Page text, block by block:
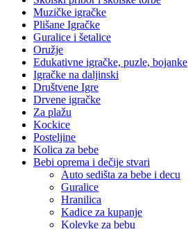
Muzičke igračke
Plišane Igračke
Guralice i šetalice
Oružje
Edukativne igračke, puzle, bojanke
Igračke na daljinski
Društvene Igre
Drvene igračke
Za plažu
Kockice
Posteljine
Kolica za bebe
Bebi oprema i dečije stvari
Auto sedišta za bebe i decu
Guralice
Hranilica
Kadice za kupanje
Kolevke za bebu